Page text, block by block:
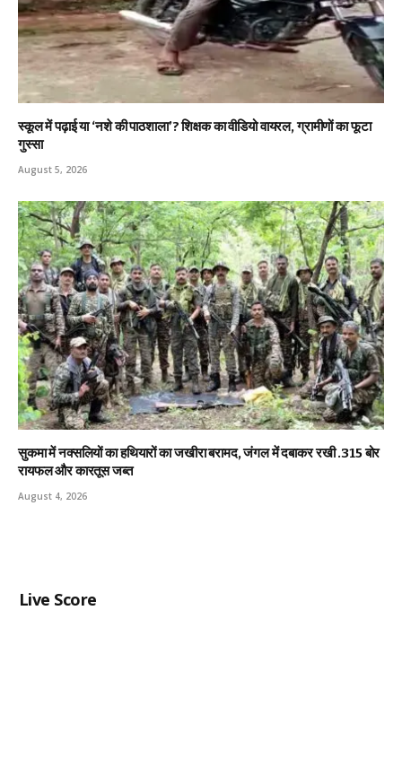
स्कूल में पढ़ाई या ‘नशे की पाठशाला’? शिक्षक का वीडियो वायरल, ग्रामीणों का फूटा
गुस्सा
August 5, 2026
सुकमा में नक्सलियों का हथियारों का जखीरा बरामद, जंगल में दबाकर रखी .315 बोर
रायफल और कारतूस जब्त
August 4, 2026
Live Score